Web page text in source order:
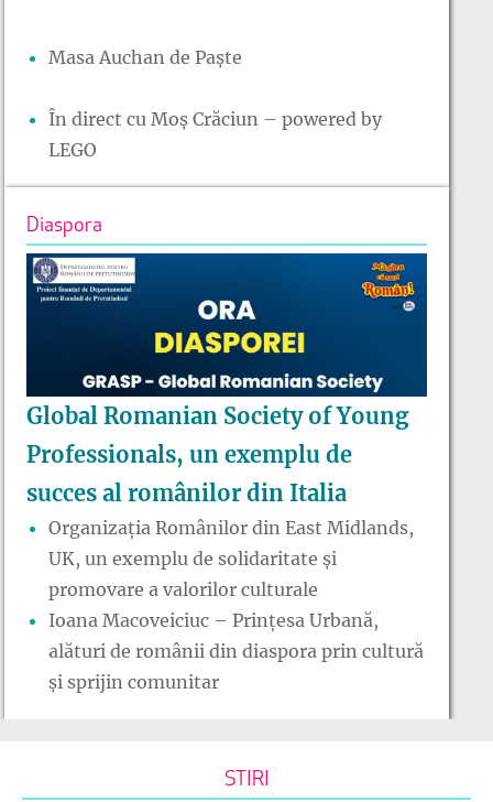
Masa Auchan de Paște
În direct cu Moș Crăciun – powered by
LEGO
Diaspora
Global Romanian Society of Young
Professionals, un exemplu de
succes al românilor din Italia
Organizația Românilor din East Midlands,
UK, un exemplu de solidaritate și
promovare a valorilor culturale
Ioana Macoveiciuc – Prințesa Urbană,
alături de românii din diaspora prin cultură
și sprijin comunitar
STIRI